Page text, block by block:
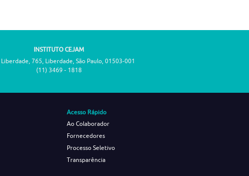
INSTITUTO CEJAM
Liberdade, 765, Liberdade, São Paulo, 01503-001
(11) 3469 - 1818
Acesso Rápido
Ao Colaborador
Fornecedores
Processo Seletivo
Transparência